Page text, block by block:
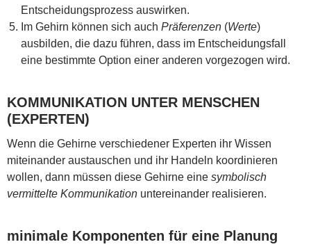
Entscheidungsprozess auswirken.
Im Gehirn können sich auch Präferenzen (Werte)
ausbilden, die dazu führen, dass im Entscheidungsfall
eine bestimmte Option einer anderen vorgezogen wird.
KOMMUNIKATION UNTER MENSCHEN
(EXPERTEN)
Wenn die Gehirne verschiedener Experten ihr Wissen
miteinander austauschen und ihr Handeln koordinieren
wollen, dann müssen diese Gehirne eine symbolisch
vermittelte Kommunikation untereinander realisieren.
minimale Komponenten für eine Planung